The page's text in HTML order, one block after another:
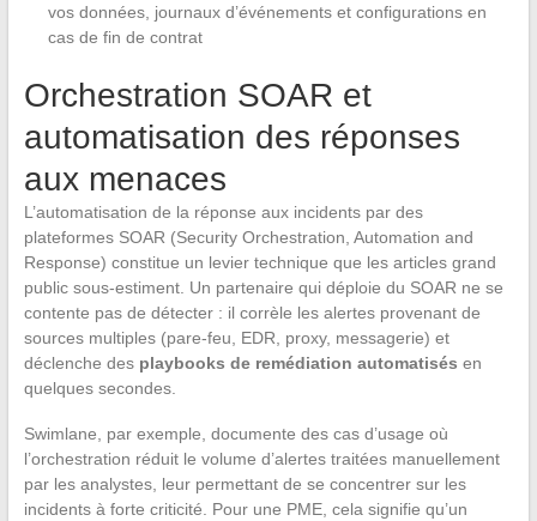
vos données, journaux d’événements et configurations en
cas de fin de contrat
Orchestration SOAR et
automatisation des réponses
aux menaces
L’automatisation de la réponse aux incidents par des
plateformes SOAR (Security Orchestration, Automation and
Response) constitue un levier technique que les articles grand
public sous-estiment. Un partenaire qui déploie du SOAR ne se
contente pas de détecter : il corrèle les alertes provenant de
sources multiples (pare-feu, EDR, proxy, messagerie) et
déclenche des playbooks de remédiation automatisés en
quelques secondes.
Swimlane, par exemple, documente des cas d’usage où
l’orchestration réduit le volume d’alertes traitées manuellement
par les analystes, leur permettant de se concentrer sur les
incidents à forte criticité. Pour une PME, cela signifie qu’un